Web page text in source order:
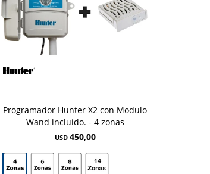
Programador Hunter X2 con Modulo
Wand incluído. - 4 zonas
USD 450,00